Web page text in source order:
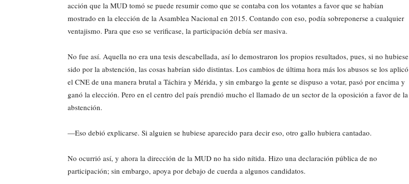
acción que la MUD tomó se puede resumir como que se contaba con los votantes a favor que se habían
mostrado en la elección de la Asamblea Nacional en 2015. Contando con eso, podía sobreponerse a cualquier
ventajismo. Para que eso se verificase, la participación debía ser masiva.
No fue así. Aquella no era una tesis descabellada, así lo demostraron los propios resultados, pues, si no hubiese
sido por la abstención, las cosas habrían sido distintas. Los cambios de última hora más los abusos se los aplicó
el CNE de una manera brutal a Táchira y Mérida, y sin embargo la gente se dispuso a votar, pasó por encima y
ganó la elección. Pero en el centro del país prendió mucho el llamado de un sector de la oposición a favor de la
abstención.
—Eso debió explicarse. Si alguien se hubiese aparecido para decir eso, otro gallo hubiera cantadao.
No ocurrió así, y ahora la dirección de la MUD no ha sido nítida. Hizo una declaración pública de no
participación; sin embargo, apoya por debajo de cuerda a algunos candidatos.